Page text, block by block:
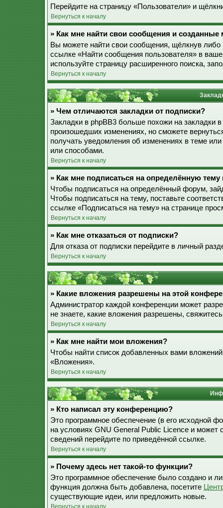
Перейдите на страницу «Пользователи» и
Вернуться к началу
» Как мне найти свои сообщения и
Вы можете найти свои сообщения, щёлкнув
ссылке «Найти сообщения пользователя» в
используйте страницу расширенного поиска,
Вернуться к началу
» Чем отличаются закладки от подписки?
Закладки в phpBB3 больше похожи на
произошедших изменениях, но сможете
получать уведомления об изменениях в теме
или способами.
Вернуться к началу
» Как мне подписаться на определённую
Чтобы подписаться на определённый форум,
Чтобы подписаться на тему, поставьте
ссылке «Подписаться на тему» на странице
Вернуться к началу
» Как мне отказаться от подписки?
Для отказа от подписки перейдите в личный
Вернуться к началу
» Какие вложения разрешены на этой
Администратор каждой конференции может
не знаете, какие вложения разрешены,
Вернуться к началу
» Как мне найти мои вложения?
Чтобы найти список добавленных вами
«Вложения».
Вернуться к началу
» Кто написал эту конференцию?
Это программное обеспечение (в его исходной
на условиях GNU General Public Licence и
сведений перейдите по приведённой ссылке.
Вернуться к началу
» Почему здесь нет такой-то функции?
Это программное обеспечение было создано и
функция должна быть добавлена, посетите
существующие идеи, или предложить новые.
Вернуться к началу